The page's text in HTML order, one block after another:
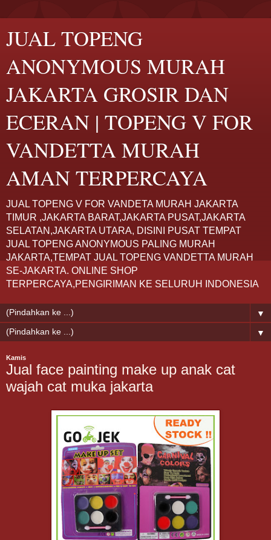
JUAL TOPENG
ANONYMOUS MURAH
JAKARTA GROSIR DAN
ECERAN | TOPENG V FOR
VANDETTA MURAH
AMAN TERPERCAYA
JUAL TOPENG V FOR VANDETA MURAH JAKARTA
TIMUR ,JAKARTA BARAT,JAKARTA PUSAT,JAKARTA
SELATAN,JAKARTA UTARA, DISINI PUSAT TEMPAT
JUAL TOPENG ANONYMOUS PALING MURAH
JAKARTA,TEMPAT JUAL TOPENG VANDETTA MURAH
SE-JAKARTA. ONLINE SHOP
TERPERCAYA,PENGIRIMAN KE SELURUH INDONESIA
▼
▼
Kamis
Jual face painting make up anak cat
wajah cat muka jakarta